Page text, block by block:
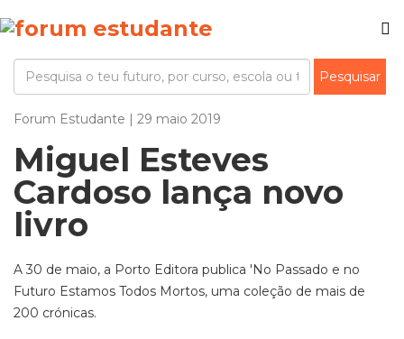
Forum Estudante | 29 maio 2019
Miguel Esteves
Cardoso lança novo
livro
A 30 de maio, a Porto Editora publica 'No Passado e no
Futuro Estamos Todos Mortos, uma coleção de mais de
200 crónicas.